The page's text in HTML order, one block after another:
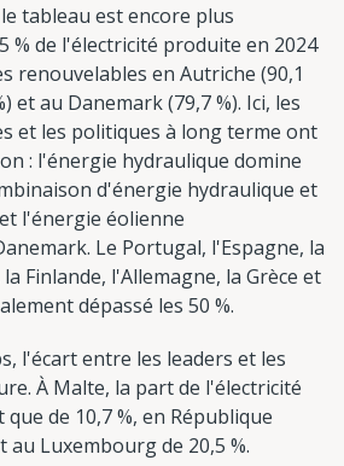
tableau est encore plus
% de l'électricité produite en 2024
renouvelables en Autriche (90,1
et au Danemark (79,7 %). Ici, les
et les politiques à long terme ont
: l'énergie hydraulique domine
d'énergie hydraulique et
l'énergie éolienne
Le Portugal, l'Espagne, la
Finlande, l'Allemagne, la Grèce et
dépassé les 50 %.
l'écart entre les leaders et les
À Malte, la part de l'électricité
de 10,7 %, en République
au Luxembourg de 20,5 %.